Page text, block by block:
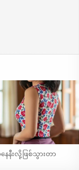
ေနီးလို့ဖြစ်သွားတာ